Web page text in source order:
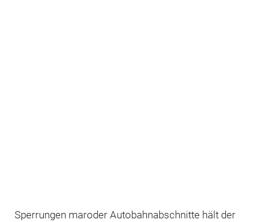
Sperrungen maroder Autobahnabschnitte hält der